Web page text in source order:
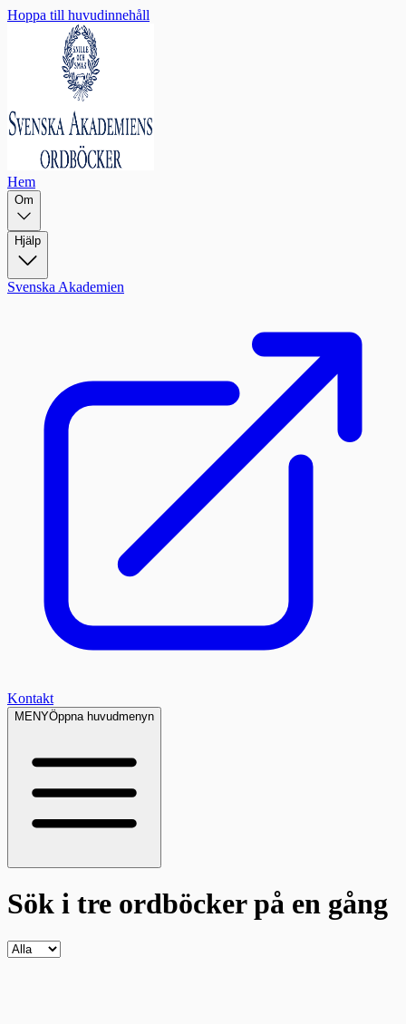
Hoppa till huvudinnehåll
Hem
Om
Hjälp
Svenska Akademien
Kontakt
MENYÖppna huvudmenyn
Sök i tre ordböckerpå en gång